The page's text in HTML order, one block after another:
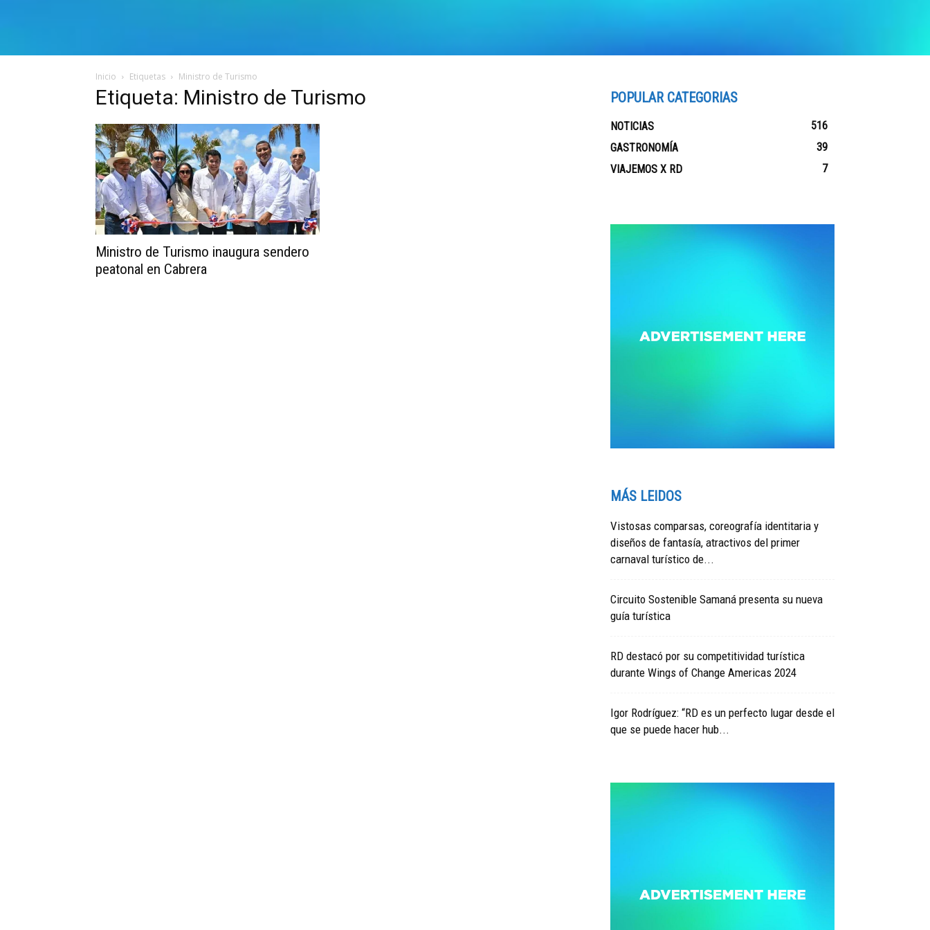
Inicio Etiquetas Ministro de Turismo
Etiqueta: Ministro de Turismo
Ministro de Turismo inaugura sendero
peatonal en Cabrera
POPULAR CATEGORIAS
NOTICIAS
516
GASTRONOMÍA
39
VIAJEMOS X RD
7
MÁS LEIDOS
Vistosas comparsas, coreografía identitaria y
diseños de fantasía, atractivos del primer
carnaval turístico de...
Circuito Sostenible Samaná presenta su nueva
guía turística
RD destacó por su competitividad turística
durante Wings of Change Americas 2024
Igor Rodríguez: “RD es un perfecto lugar desde el
que se puede hacer hub...